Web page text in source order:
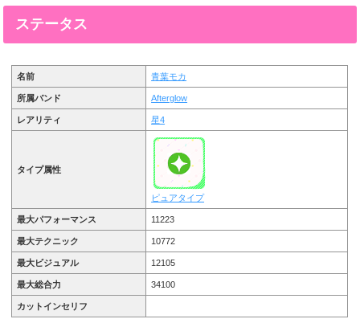
ステータス
名前 青葉モカ
所属バンド Afterglow
レアリティ 星4
タイプ属性
ピュアタイプ
最大パフォーマンス 11223
最大テクニック 10772
最大ビジュアル 12105
最大総合力 34100
カットインセリフ